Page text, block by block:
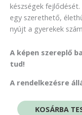
készségek
egy szerethető,
nyújt a gyerekek
A képen szereplő
tud!
A rendelkezésre
KOSÁRBA